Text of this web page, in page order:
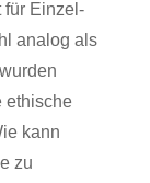
für Einzel-
analog als
ethische
kann
zu